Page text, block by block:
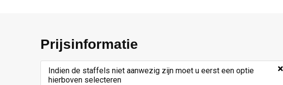
Prijsinformatie
Indien de staffels niet aanwezig zijn moet u eerst een optie
hierboven selecteren
×